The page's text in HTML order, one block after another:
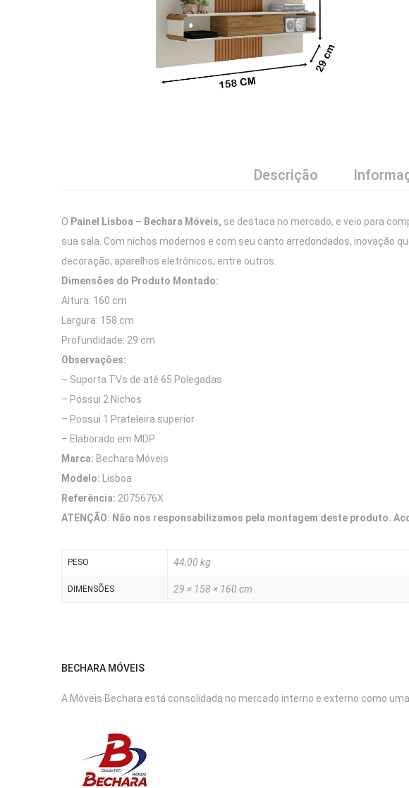
Descrição
O Painel Lisboa – Bechara Móveis, se destaca no mercado, e veio para
sua sala. Com nichos modernos e com seu canto arredondados, inovação
decoração, aparelhos eletrônicos, entre outros.
Dimensões do Produto Montado:
Altura: 160 cm
Largura: 158 cm
Profundidade: 29 cm
Observações:
– Suporta TVs de até 65 Polegadas
– Possui 2 Nichos
– Possui 1 Prateleira superior
– Elaborado em MDP
Marca: Bechara Móveis
Modelo: Lisboa
Referência: 2075676X
ATENÇÃO: Não nos responsabilizamos pela montagem deste produto.
PESO 44,00 kg
DIMENSÕES 29 × 158 × 160 cm
BECHARA MÓVEIS
A Móveis Bechara está consolidada no mercado interno e externo como